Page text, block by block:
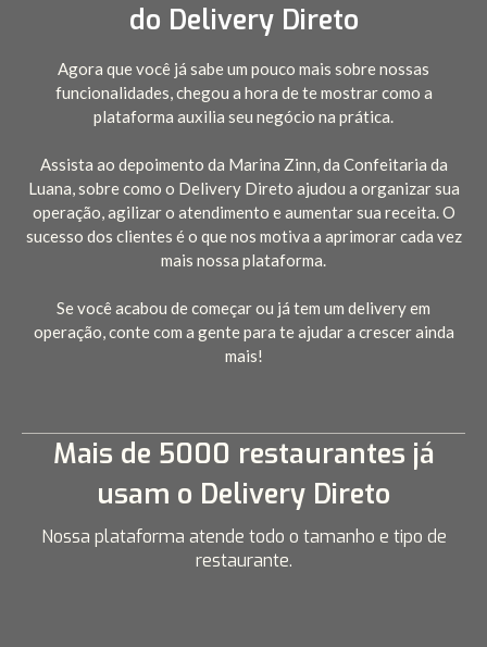
do Delivery Direto
Agora que você já sabe um pouco mais sobre nossas
funcionalidades, chegou a hora de te mostrar como a
plataforma auxilia seu negócio na prática.
Assista ao depoimento da Marina Zinn, da Confeitaria da
Luana, sobre como o Delivery Direto ajudou a organizar sua
operação, agilizar o atendimento e aumentar sua receita. O
sucesso dos clientes é o que nos motiva a aprimorar cada vez
mais nossa plataforma.
Se você acabou de começar ou já tem um delivery em
operação, conte com a gente para te ajudar a crescer ainda
mais!
Mais de 5000 restaurantes já
usam o Delivery Direto
Nossa plataforma atende todo o tamanho e tipo de
restaurante.